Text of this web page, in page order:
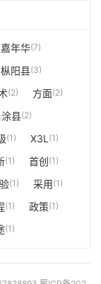
嘉年华(7)
枞阳县(3)
(2) 方面(2)
涂县(2)
(1) X3L (1)
(1) 首创(1)
(1) 采用(1)
(1) 政策(1)
(1)